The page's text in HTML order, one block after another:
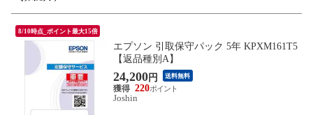
8/10時点_ポイント最大15倍
エプソン 引取保守パック 5年 KPXM161T5
【返品種別A】
24,200円 送料無料
220
Joshin